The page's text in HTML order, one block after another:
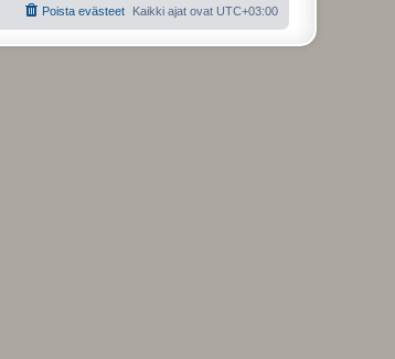
Kaikki ajat ovat UTC+03:00
Poista evästeet